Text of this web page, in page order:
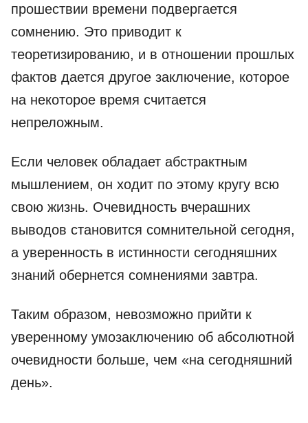
прошествии времени подвергается
сомнению. Это приводит к
теоретизированию, и в отношении прошлых
фактов дается другое заключение, которое
на некоторое время считается
непреложным.
Если человек обладает абстрактным
мышлением, он ходит по этому кругу всю
свою жизнь. Очевидность вчерашних
выводов становится сомнительной сегодня,
а уверенность в истинности сегодняшних
знаний обернется сомнениями завтра.
Таким образом, невозможно прийти к
уверенному умозаключению об абсолютной
очевидности больше, чем «на сегодняшний
день».